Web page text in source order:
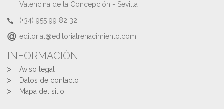
Valencina de la Concepción - Sevilla
(+34) 955 99 82 32
editorial@editorialrenacimiento.com
INFORMACIÓN
Aviso legal
Datos de contacto
Mapa del sitio